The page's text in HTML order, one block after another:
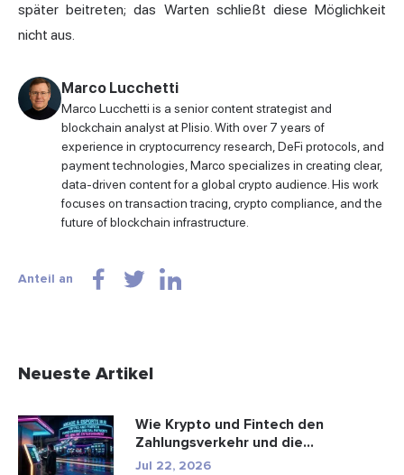
später beitreten; das Warten schließt diese Möglichkeit
nicht aus.
Marco Lucchetti
Marco Lucchetti is a senior content strategist and
blockchain analyst at Plisio. With over 7 years of
experience in cryptocurrency research, DeFi protocols, and
payment technologies, Marco specializes in creating clear,
data-driven content for a global crypto audience. His work
focuses on transaction tracing, crypto compliance, and the
future of blockchain infrastructure.
Anteil an
Neueste Artikel
Wie Krypto und Fintech den
Zahlungsverkehr und die
Unterhaltungsbr...
Jul 22, 2026